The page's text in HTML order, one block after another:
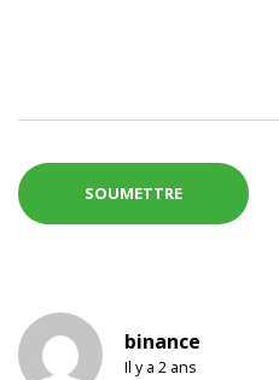
binance
Il y a 2 ans